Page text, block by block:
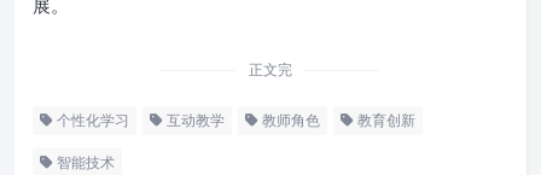
展。
正文完
个性化学习 互动教学 教师角色 教育创新
智能技术